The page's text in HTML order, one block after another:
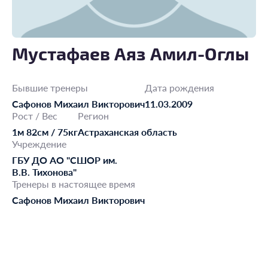
Мустафаев Аяз Амил-Оглы
Бывшие тренеры
Сафонов Михаил Викторович
Дата рождения
11.03.2009
Рост / Вес
1м 82см / 75кг
Регион
Астраханская область
Учреждение
ГБУ ДО АО "СШОР им.
В.В. Тихонова"
Тренеры в настоящее время
Сафонов Михаил Викторович